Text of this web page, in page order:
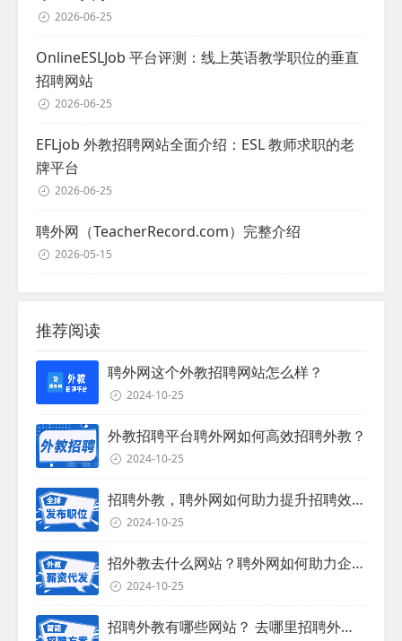
2026-06-25
OnlineESLJob 平台评测：线上英语教学职位的垂直
招聘网站
2026-06-25
EFLjob 外教招聘网站全面介绍：ESL 教师求职的老
牌平台
2026-06-25
聘外网（TeacherRecord.com）完整介绍
2026-05-15
推荐阅读
聘外网这个外教招聘网站怎么样？
2024-10-25
外教招聘平台聘外网如何高效招聘外教？
2024-10-25
招聘外教，聘外网如何助力提升招聘效率？
2024-10-25
招外教去什么网站？聘外网如何助力企业外教招聘
2024-10-25
招聘外教有哪些网站？ 去哪里招聘外教？